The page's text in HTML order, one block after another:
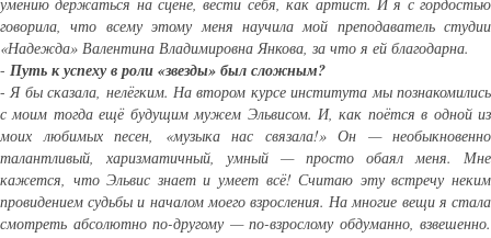
говорила, что всему этому меня научила мой преподаватель студии
«Надежда» Валентина Владимировна Янкова, за что я ей благодарна.
- Путь к успеху в роли «звезды» был сложным?
-Я бы сказала, нелёгким. На втором курсе института мы познакомились
с моим тогда ещё будущим мужем Эльвисом. И, как поётся в одной из
моих любимых песен, «музыка нас связала!» Он — необыкновенно
талантливый, харизматичный, умный — просто обаял меня. Мне
кажется, что Эльвис знает и умеет всё! Считаю эту встречу неким
провидением судьбы и началом моего взросления. На многие вещи я стала
смотреть абсолютно по-другому — по-взрослому обдуманно, взвешенно.